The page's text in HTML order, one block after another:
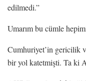
edilmedi.”
Umarım bu cümle
Cumhuriyet’in gericilik
bir yol katetmişti. Ta ki